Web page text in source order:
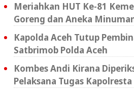
Meriahkan HUT Ke-81
Goreng dan Aneka
Kapolda Aceh Tutup
Satbrimob Polda Aceh
Kombes Andi Kirana
Pelaksana Tugas